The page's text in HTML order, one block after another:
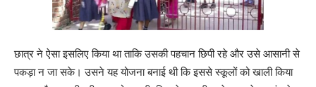
छात्र ने ऐसा इसलिए किया था ताकि उसकी पहचान छिपी रहे और उसे आसानी से
पकड़ा न जा सके। उसने यह योजना बनाई थी कि इससे स्कूलों को खाली किया